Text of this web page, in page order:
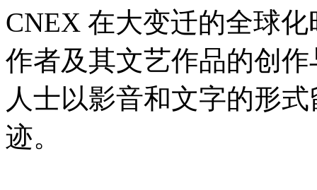
CNEX 在大变迁的全球
作者及其文艺作品的创
人士以影音和文字的形
迹。